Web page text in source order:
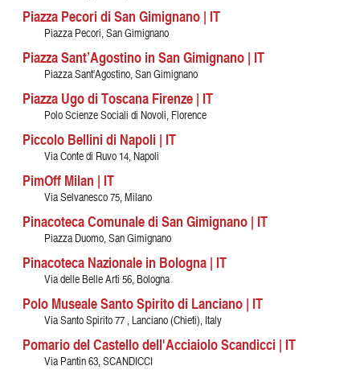
Piazza Pecori di San Gimignano | IT
Piazza Pecori, San Gimignano
Piazza Sant’Agostino in San Gimignano | IT
Piazza Sant'Agostino, San Gimignano
Piazza Ugo di Toscana Firenze | IT
Polo Scienze Sociali di Novoli, Florence
Piccolo Bellini di Napoli | IT
Via Conte di Ruvo 14, Napoli
PimOff Milan | IT
Via Selvanesco 75, Milano
Pinacoteca Comunale di San Gimignano | IT
Piazza Duomo, San Gimignano
Pinacoteca Nazionale in Bologna | IT
Via delle Belle Arti 56, Bologna
Polo Museale Santo Spirito di Lanciano | IT
Via Santo Spirito 77 , Lanciano (Chieti), Italy
Pomario del Castello dell'Acciaiolo Scandicci | IT
Via Pantin 63, SCANDICCI